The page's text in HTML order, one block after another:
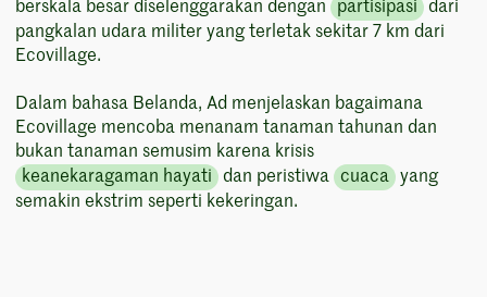
berskala besar diselenggarakan dengan
partisipasi dari
pangkalan udara militer yang terletak sekitar 7 km dari
Ecovillage.
Dalam bahasa Belanda, Ad menjelaskan bagaimana
Ecovillage mencoba menanam tanaman tahunan dan
bukan tanaman semusim karena krisis
keanekaragaman hayati dan peristiwa cuaca yang
semakin ekstrim seperti kekeringan.